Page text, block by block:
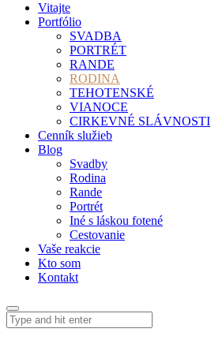
Vitajte
Portfólio
SVADBA
PORTRÉT
RANDE
RODINA
TEHOTENSKÉ
VIANOCE
CIRKEVNÉ SLÁVNOSTI
Cenník služieb
Blog
Svadby
Rodina
Rande
Portrét
Iné s láskou fotené
Cestovanie
Vaše reakcie
Kto som
Kontakt